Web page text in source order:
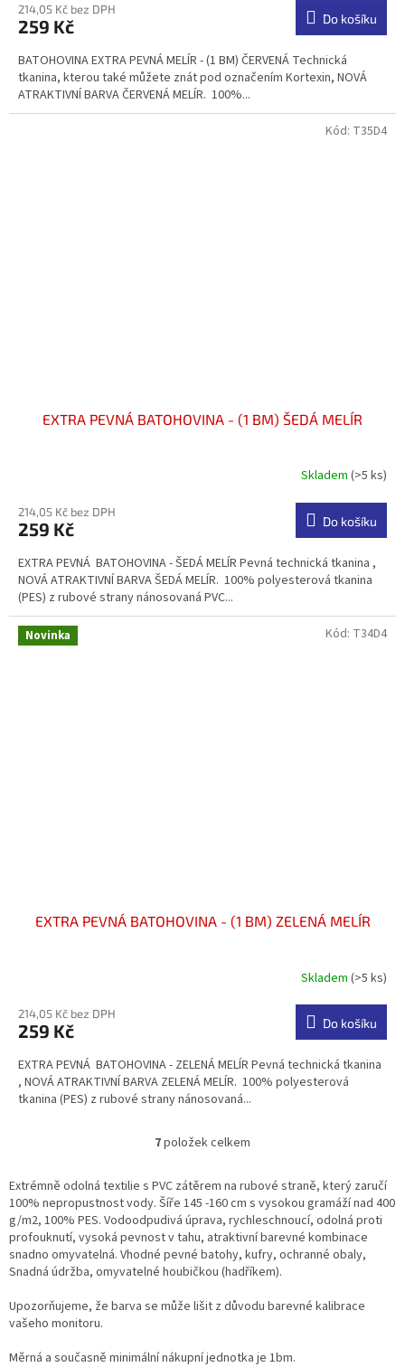
produktu
je
z
5
hvězdiček.
214,05 Kč bez DPH
259 Kč Do košíku
BATOHOVINA EXTRA PEVNÁ MELÍR - (1 BM) ČERVENÁ Technická
tkanina, kterou také můžete znát pod označením Kortexin, NOVÁ
ATRAKTIVNÍ BARVA ČERVENÁ MELÍR. 100%...
EXTRA PEVNÁ BATOHOVINA - (1 BM) ŠEDÁ MELÍR
Skladem (>5 ks)
214,05 Kč bez DPH
259 Kč Do košíku
EXTRA PEVNÁ BATOHOVINA - ŠEDÁ MELÍR Pevná technická tkanina ,
NOVÁ ATRAKTIVNÍ BARVA ŠEDÁ MELÍR. 100% polyesterová tkanina
(PES) z rubové strany nánosovaná PVC...
Kód: T35D4
Novinka
EXTRA PEVNÁ BATOHOVINA - (1 BM) ZELENÁ MELÍR
produktu
je
z
5
hvězdiček.
Skladem(>5 ks)
214,05 Kč bez DPH
259 Kč Do košíku
EXTRA PEVNÁ BATOHOVINA - ZELENÁ MELÍR Pevná technická tkanina
, NOVÁ ATRAKTIVNÍ BARVA ZELENÁ MELÍR. 100% polyesterová
tkanina (PES) z rubové strany nánosovaná...
Kód: T34D4
O
l
á
d
a
c
í
r
y
7položek celkem
Extrémně odolná textilie s PVC zátěrem na rubové straně, který zaručí
100% nepropustnost vody. Šíře 145 -160 cm s vysokou gramáží nad 400
g/m2, 100% PES. Vodoodpudivá úprava, rychleschnoucí, odolná proti
profouknutí, vysoká pevnost v tahu, atraktivní barevné kombinace
snadno omyvatelná. Vhodné pevné batohy, kufry, ochranné obaly,
Snadná údržba, omyvatelné houbičkou (hadříkem).
Upozorňujeme, že barva se může lišit z důvodu barevné kalibrace
vašeho monitoru.
Měrná a současně minimální nákupní jednotka je 1bm.